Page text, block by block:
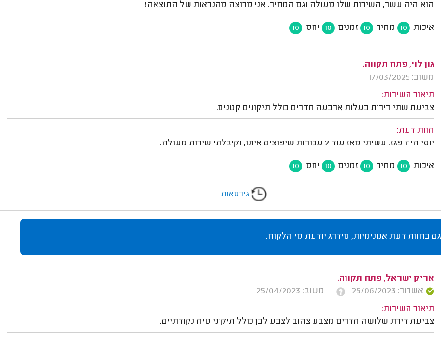
הוא היה עשר, השירות שלו מעולה וגם המחיר. אני מרוצה מהנראות של התוצאה!
איכות 10 מחיר 10 זמנים 10 יחס 10
גון לוי, פתח תקווה.
משוב: 17/03/2025
תיאור השירות:
צביעת שתי דירות בעלות ארבעה חדרים כולל תיקונים קטנים.
חוות דעת:
יוסי היה פגז. עשיתי מאז עוד 2 עבודות שיפוצים איתו, וקיבלתי שירות מעולה.
איכות 10 מחיר 10 זמנים 10 יחס 10
גירסאות
גם בחוות דעת אנונימיות, מידרג יודעת מי הלקוח.
אריק ישראל, פתח תקווה.
אשרור: 25/06/2023
משוב: 25/04/2023
תיאור השירות:
צביעת דירת שלושה חדרים מצבע צהוב לצבע לבן כולל תיקוני טיח נקודתיים.